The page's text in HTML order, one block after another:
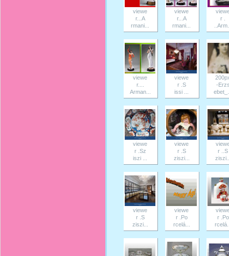
viewe
r...A
rmani...
viewe
r...A
rmani...
r .
viewe
r....
Arman...
viewe
r .S
issi ...
-
viewe
r .Sz
iszi ...
viewe
r .S
ziszi...
r ..S
viewe
r .S
ziszi...
viewe
r .Po
rcelá...
r .Po